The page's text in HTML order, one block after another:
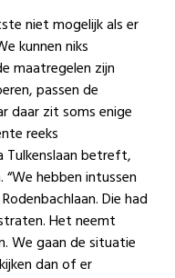
niet mogelijk als er
kunnen niks
maatregelen zijn
passen de
daar zit soms enige
reeks
Tulkenslaan betreft,
hebben intussen
Die had
Het neemt
We gaan de situatie
dan of er